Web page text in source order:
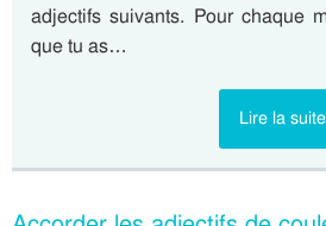
adjectifs suivants. Pour chaque
que tu as…
Lire la suite